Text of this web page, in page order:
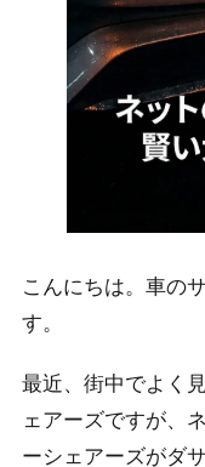
こんにちは。車の
す。
最近、街中でよく
ェアーズですが、
ーシェアーズがダ